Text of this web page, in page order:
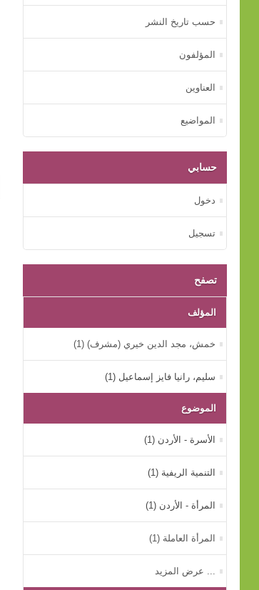
حسب تاريخ النشر
المؤلفون
العناوين
المواضيع
حسابي
دخول
تسجيل
تصفح
المؤلف
خمش، مجد الدين خيري (مشرف) (1)
سليم، رانيا فايز إسماعيل (1)
الموضوع
الأسرة - الأردن (1)
التنمية الريفية (1)
المرأة - الأردن (1)
المرأة العاملة (1)
... عرض المزيد